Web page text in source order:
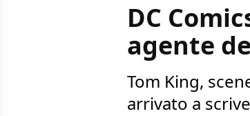
DC
agente
Tom King,
arrivato a